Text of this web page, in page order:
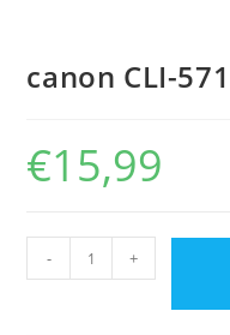
canon CLI-
€15,99
- +